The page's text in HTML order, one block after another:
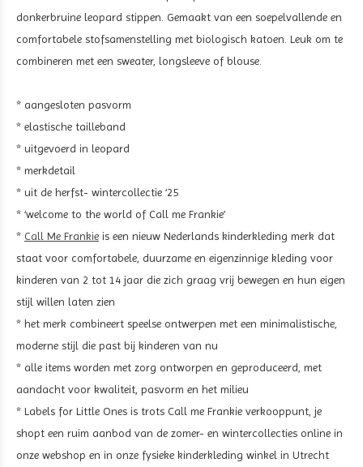
donkerbruine leopard stippen. Gemaakt van een soepelvallende en
comfortabele stofsamenstelling met biologisch katoen. Leuk om te
combineren met een sweater, longsleeve of blouse.
* aangesloten pasvorm
* elastische tailleband
* uitgevoerd in leopard
* merkdetail
* uit de herfst- wintercollectie ‘25
* ‘welcome to the world of Call me Frankie’
* Call Me Frankie is een nieuw Nederlands kinderkleding merk dat
staat voor comfortabele, duurzame en eigenzinnige kleding voor
kinderen van 2 tot 14 jaar die zich graag vrij bewegen en hun eigen
stijl willen laten zien
* het merk combineert speelse ontwerpen met een minimalistische,
moderne stijl die past bij kinderen van nu
* alle items worden met zorg ontworpen en geproduceerd, met
aandacht voor kwaliteit, pasvorm en het milieu
* Labels for Little Ones is trots Call me Frankie verkooppunt, je
shopt een ruim aanbod van de zomer- en wintercollecties online in
onze webshop en in onze fysieke kinderkleding winkel in Utrecht